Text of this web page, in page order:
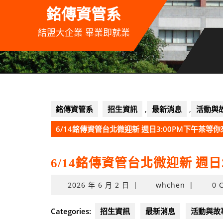
銘傳資管系
結盟大企業 畢業即就業
銘傳資管系 招生資訊 , 最新消息 , 活動與
6/14銘傳資管台北微迎新 週日3:00PM下午茶等你
6/14銘傳資管台北微迎新 週
2026 年 6 月 2 日 2026
6
月
| whchen | 0
Categories: 招生資訊 最新消息 活動與故